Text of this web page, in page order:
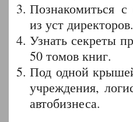
Познакомиться
из уст директоров.
Узнать секреты
50 томов книг.
Под одной
учреждения,
автобизнеса.